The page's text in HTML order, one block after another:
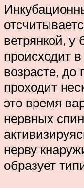
ветрянкой, у
происходит
возрасте, до
проходит
это время
нервных
нерву
образует